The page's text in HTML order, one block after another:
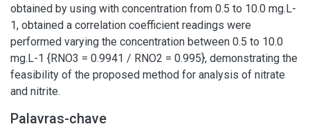
obtained by using with concentration from 0.5 to 10.0 mg.L-
1, obtained a correlation coefficient readings were
performed varying the concentration between 0.5 to 10.0
mg.L-1 {RNO3 = 0.9941 / RNO2 = 0.995}, demonstrating the
feasibility of the proposed method for analysis of nitrate
and nitrite.
Palavras-chave